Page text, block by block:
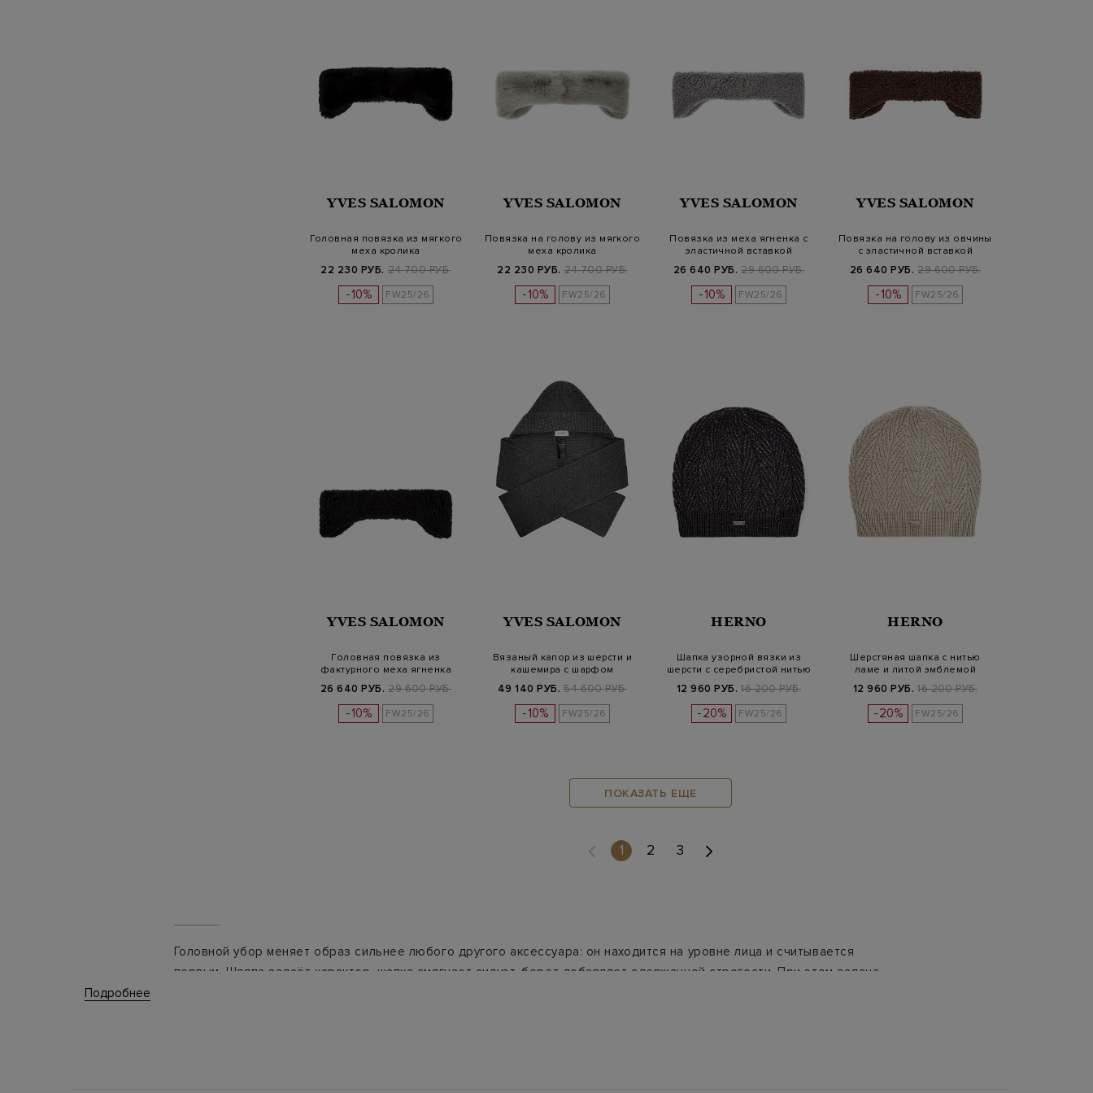
YVES SALOMON
Головная повязка из мягкого
меха кролика
22 230 РУБ. 24 700 РУБ.
-10% FW25/26
YVES SALOMON
Повязка на голову из мягкого
меха кролика
22 230 РУБ. 24 700 РУБ.
-10% FW25/26
YVES SALOMON
Повязка из меха ягненка с
эластичной вставкой
26 640 РУБ. 29 600 РУБ.
-10% FW25/26
YVES SALOMON
Повязка на голову из овчины
с эластичной вставкой
26 640 РУБ. 29 600 РУБ.
-10% FW25/26
YVES SALOMON
Головная повязка из
фактурного меха ягненка
26 640 РУБ. 29 600 РУБ.
-10% FW25/26
YVES SALOMON
Вязаный капор из шерсти и
кашемира с шарфом
49 140 РУБ. 54 600 РУБ.
-10% FW25/26
HERNO
Шапка узорной вязки из
шерсти с серебристой нитью
12 960 РУБ. 16 200 РУБ.
-20% FW25/26
HERNO
Шерстяная шапка с нитью
ламе и литой эмблемой
12 960 РУБ. 16 200 РУБ.
-20% FW25/26
ПОКАЗАТЬ ЕЩЕ
1(current)
2 3
Головной убор меняет образ сильнее любого другого аксессуара: он находится на уровне лица и считывается
первым. Шляпа задаёт характер, шапка смягчает силуэт, берет добавляет сдержанной строгости. При этом задача
Подробнее